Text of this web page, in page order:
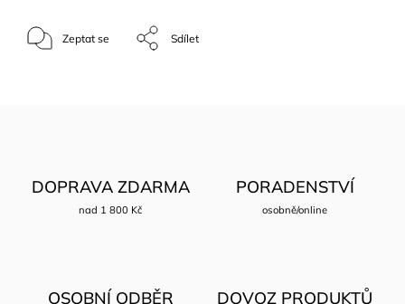
Zeptat se Sdílet
DOPRAVA ZDARMA
nad 1 800 Kč
PORADENSTVÍ
osobně/online
OSOBNÍ ODBĚR DOVOZ PRODUKTŮ